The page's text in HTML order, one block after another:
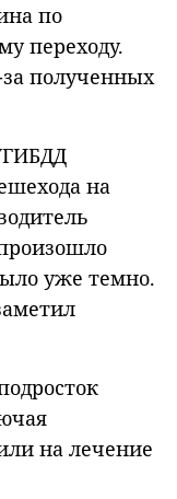
по
переходу.
полученных
на
уже темно.
на лечение